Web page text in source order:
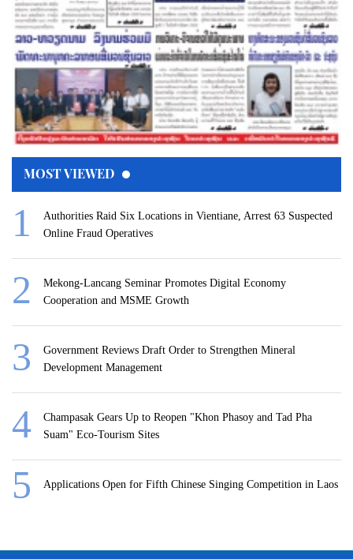
MOST VIEWED
Authorities Raid Six Locations in Vientiane, Arrest 63 Suspected
Online Fraud Operatives
Mekong-Lancang Seminar Promotes Digital Economy
Cooperation and MSME Growth
Government Reviews Draft Order to Strengthen Mineral
Development Management
Champasak Gears Up to Reopen "Khon Phasoy and Tad Pha
Suam" Eco-Tourism Sites
Applications Open for Fifth Chinese Singing Competition in Laos